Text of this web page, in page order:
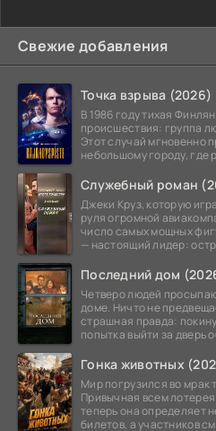
Свежие добавления
Точка взрыва (2026)
В 1986 году тихая
происшествия: группа
Этот случай мгновенно
небольшому городу, где
Служебный роман
Джеки Круз, которую
руля огромной
число самых мощных
— настоящий лидер:
Последний дом
Четверо людей
доме. Ничто не
страшная правда:
попытка выйти за дверь
Гонка животных
Мир погрузился во мрак
Привычная всем
теперь она определяет
билетов, а участников